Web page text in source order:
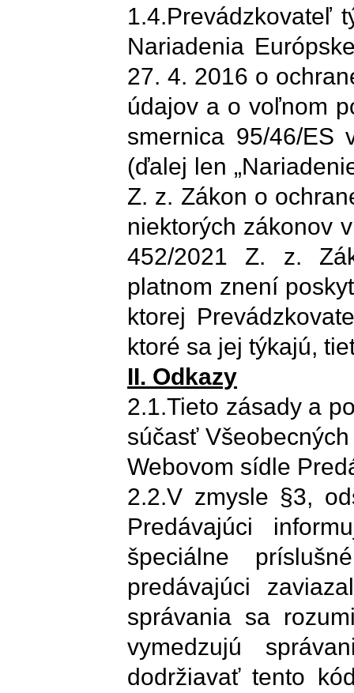
1.4.Prevádzkovateľ
Nariadenia
27. 4. 2016 o
údajov a o voľnom
smernica 95/46/ES
(ďalej len
Z. z. Zákon o
niektorých zákonov
452/2021 Z. z.
platnom znení
ktorej
ktoré sa jej týkajú,
II. Odkazy
2.1.Tieto zásady a
súčasť
Webovom sídle
2.2.V zmysle §3,
Predávajúci
špeciálne
predávajúci
správania sa
vymedzujú
dodržiavať tento